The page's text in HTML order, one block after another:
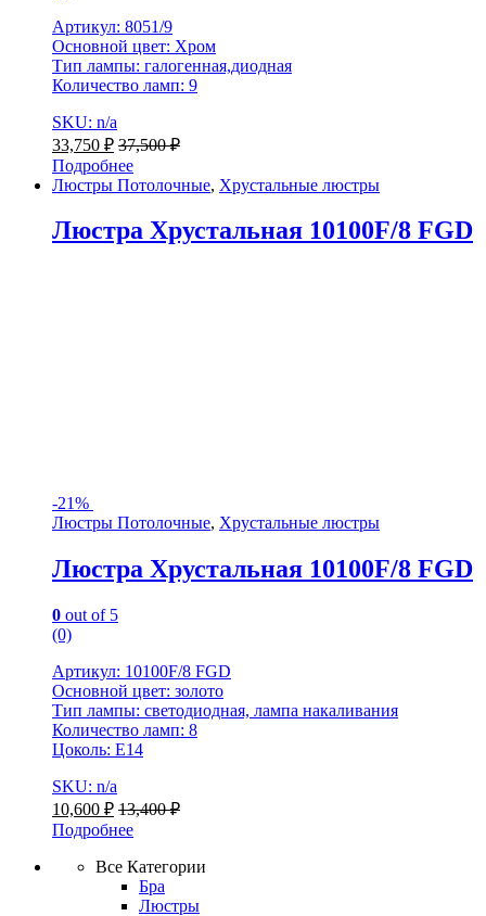
Артикул: 8051/9
Основной цвет: Хром
Тип лампы: галогенная,диодная
Количество ламп: 9
SKU: n/a
33,750 ₽ 37,500₽
Подробнее
Люстры Потолочные, Хрустальные люстры
Люстра Хрустальная 10100F/8 FGD
-21%
Люстры Потолочные, Хрустальные люстры
Люстра Хрустальная 10100F/8 FGD
0 out of 5
(0)
Артикул: 10100F/8 FGD
Основной цвет: золото
Тип лампы: светодиодная, лампа накаливания
Количество ламп: 8
Цоколь: Е14
SKU: n/a
10,600 ₽ 13,400₽
Подробнее
Все Категории
Бра
Люстры